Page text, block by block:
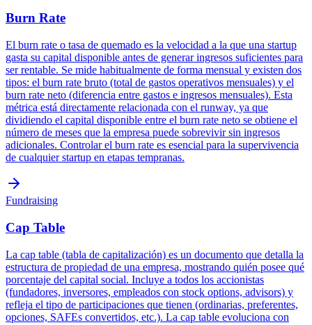
Burn Rate
El burn rate o tasa de quemado es la velocidad a la que una startup
gasta su capital disponible antes de generar ingresos suficientes para
ser rentable. Se mide habitualmente de forma mensual y existen dos
tipos: el burn rate bruto (total de gastos operativos mensuales) y el
burn rate neto (diferencia entre gastos e ingresos mensuales). Esta
métrica está directamente relacionada con el runway, ya que
dividiendo el capital disponible entre el burn rate neto se obtiene el
número de meses que la empresa puede sobrevivir sin ingresos
adicionales. Controlar el burn rate es esencial para la supervivencia
de cualquier startup en etapas tempranas.
Fundraising
Cap Table
La cap table (tabla de capitalización) es un documento que detalla la
estructura de propiedad de una empresa, mostrando quién posee qué
porcentaje del capital social. Incluye a todos los accionistas
(fundadores, inversores, empleados con stock options, advisors) y
refleja el tipo de participaciones que tienen (ordinarias, preferentes,
opciones, SAFEs convertidos, etc.). La cap table evoluciona con